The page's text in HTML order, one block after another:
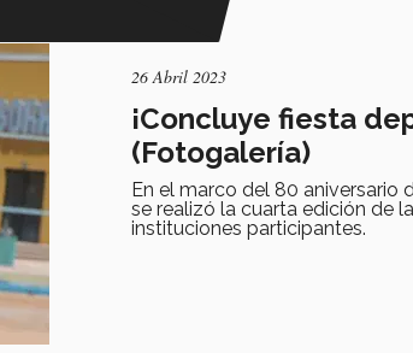
26 Abril 2023
¡Concluye fiesta
(Fotogalería)
En el marco del 80 aniversario
se realizó la cuarta edición de
instituciones participantes.